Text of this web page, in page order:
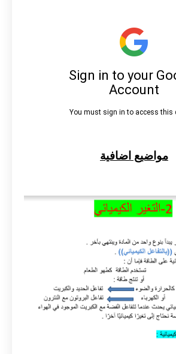
مواضيع اضافية